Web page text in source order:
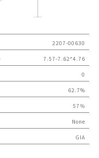
2207-00630
7.57-7.62*4.76
0
62.7%
57％
None
GIA